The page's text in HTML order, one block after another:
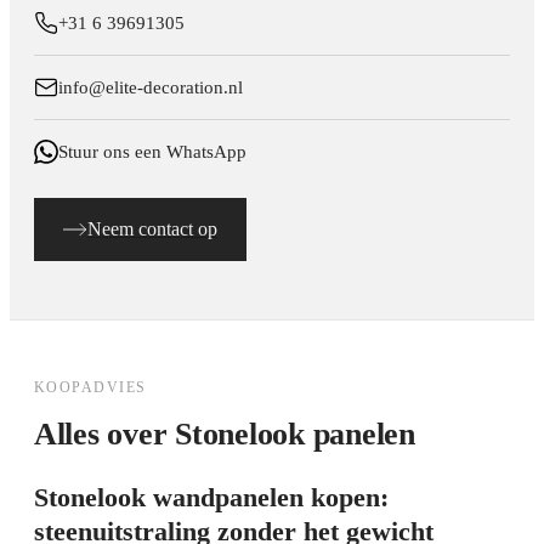
+31 6 39691305
info@elite-decoration.nl
Stuur ons een WhatsApp
Neem contact op
KOOPADVIES
Alles over Stonelook panelen
Stonelook wandpanelen kopen:
steenuitstraling zonder het gewicht